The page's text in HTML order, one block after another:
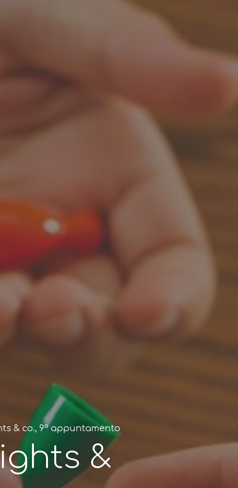
& co., 9° appuntamento
&